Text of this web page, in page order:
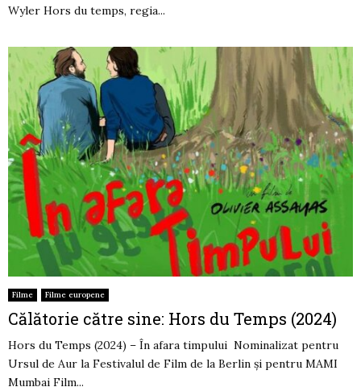
Wyler Hors du temps, regia...
Filme Filme europene
Călătorie către sine: Hors du Temps (2024)
Hors du Temps (2024) – În afara timpului Nominalizat pentru
Ursul de Aur la Festivalul de Film de la Berlin şi pentru MAMI
Mumbai Film...